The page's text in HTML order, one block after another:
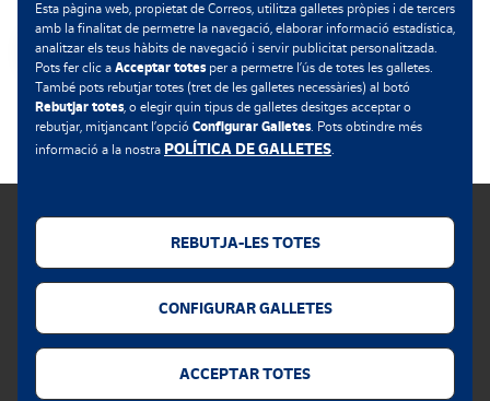
Política de galletes
Avís legal
Esta pàgina web, propietat de Correos, utilitza galletes pròpies i de tercers
amb la finalitat de permetre la navegació, elaborar informació estadística,
analitzar els teus hàbits de navegació i servir publicitat personalitzada.
Pots fer clic a Acceptar totesper a permetre l’ús de totes les galletes.
També pots rebutjar totes (tret de les galletes necessàries) al botó
Rebutjar totes, o elegir quin tipus de galletes desitges acceptar o
rebutjar, mitjançant l’opció Configurar Galletes. Pots obtindre més
informació a la nostra POLÍTICA DE GALLETES.
REBUTJA-LES TOTES
CONFIGURAR GALLETES
ACCEPTAR TOTES